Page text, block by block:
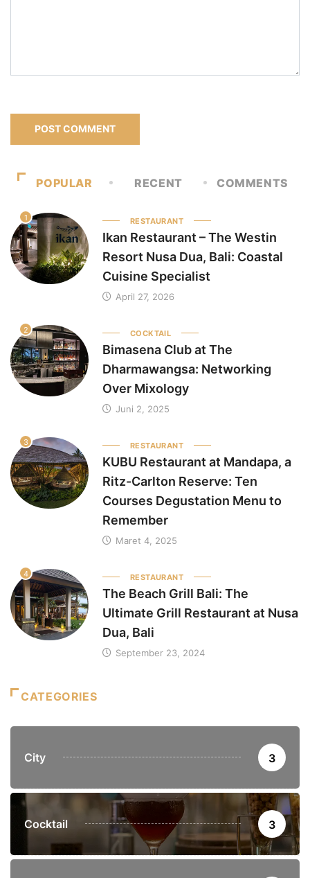
POPULAR RECENT COMMENTS
1 RESTAURANT
Ikan Restaurant – The Westin
Resort Nusa Dua, Bali: Coastal
Cuisine Specialist
April 27, 2026
2 COCKTAIL
Bimasena Club at The
Dharmawangsa: Networking
Over Mixology
Juni 2, 2025
3 RESTAURANT
KUBU Restaurant at Mandapa, a
Ritz-Carlton Reserve: Ten
Courses Degustation Menu to
Remember
Maret 4, 2025
4 RESTAURANT
The Beach Grill Bali: The
Ultimate Grill Restaurant at Nusa
Dua, Bali
September 23, 2024
CATEGORIES
City 3
Cocktail 3